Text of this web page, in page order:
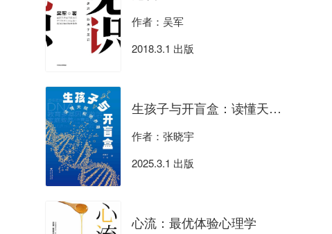
作者：吴军
2018.3.1 出版
生孩子与开盲盒：读懂天赋，松弛养育
作者：张晓宇
2025.3.1 出版
心流：最优体验心理学